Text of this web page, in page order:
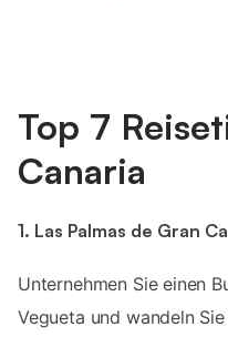
Top 7
Canaria
1. Las Palmas de Gran
Unternehmen Sie einen
Vegueta und wandeln